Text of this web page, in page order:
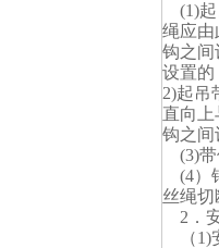
(1)起
绳应由
钩之间
设置的
2)起吊
直向
钩之间
(3)带
(4）
丝绳切
2．
（1)